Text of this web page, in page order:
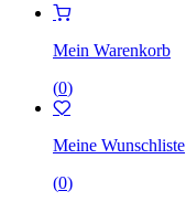
Mein Warenkorb
(0)
Meine Wunschliste
(0)